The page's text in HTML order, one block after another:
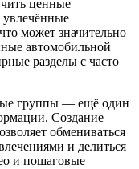
ценные
может значительно
автомобильной
разделы с часто
группы — ещё один
Создание
обмениваться
и делиться
и пошаговые